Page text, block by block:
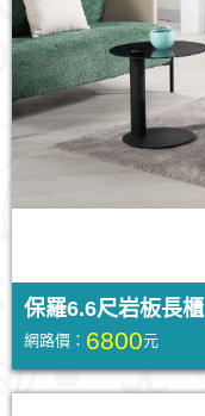
保羅6.6尺岩板長櫃
網路價： 6800元